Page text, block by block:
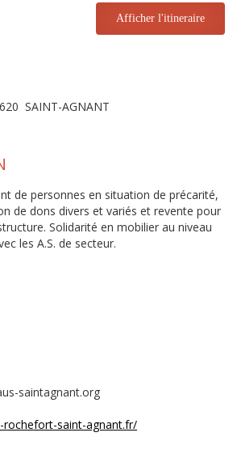
Afficher l'itineraire
SAINT-AGNANT
de personnes en situation de précarité,
de dons divers et variés et revente pour
Solidarité en mobilier au niveau
les A.S. de secteur.
saintagnant.org
saint-agnant.fr/